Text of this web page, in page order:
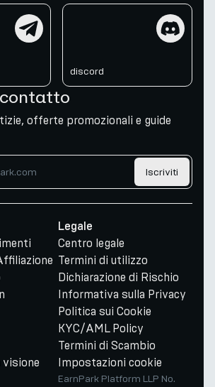
discord
offerte promozionali e guide
Iscriviti
Legale
Centro legale
Termini di utilizzo
Dichiarazione di Rischio
Informativa sulla Privacy
Politica sui Cookie
KYC/AML Policy
Termini di Scambio
Impostazioni cookie
EarnPark Platform LLP No.